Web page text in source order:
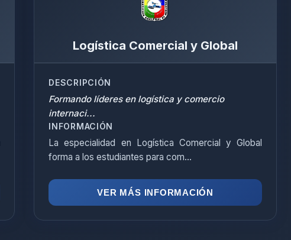
Logística Comercial y Global
DESCRIPCIÓN
Formando líderes en logística y comercio
internaci...
INFORMACIÓN
La especialidad en Logística Comercial y Global
forma a los estudiantes para com...
VER MÁS INFORMACIÓN